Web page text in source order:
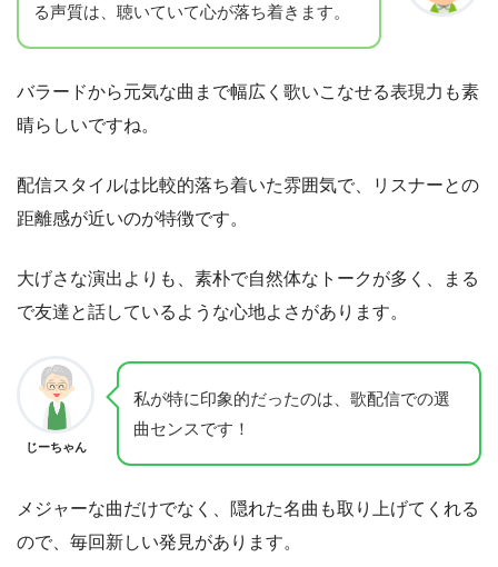
る声質は、聴いていて心が落ち着きます。
バラードから元気な曲まで幅広く歌いこなせる表現力も素
晴らしいですね。
配信スタイルは比較的落ち着いた雰囲気で、リスナーとの
距離感が近いのが特徴です。
大げさな演出よりも、素朴で自然体なトークが多く、まる
で友達と話しているような心地よさがあります。
じーちゃん
私が特に印象的だったのは、歌配信での選
曲センスです！
メジャーな曲だけでなく、隠れた名曲も取り上げてくれる
ので、毎回新しい発見があります。